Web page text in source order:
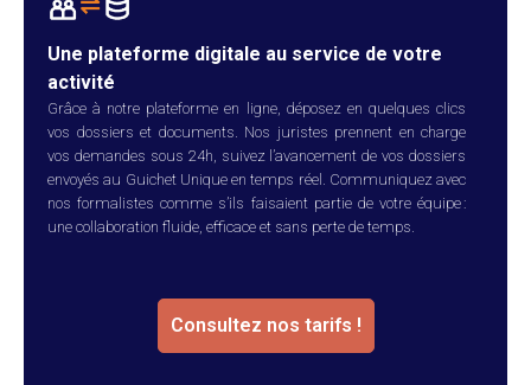
Une plateforme digitale au service de votre
activité
Grâce à notre plateforme en ligne, déposez en quelques clics
vos dossiers et documents. Nos juristes prennent en charge
vos demandes sous 24h, suivez l’avancement de vos dossiers
envoyés au Guichet Unique en temps réel. Communiquez avec
nos formalistes comme s’ils faisaient partie de votre équipe :
une collaboration fluide, efficace et sans perte de temps.
Consultez nos tarifs !